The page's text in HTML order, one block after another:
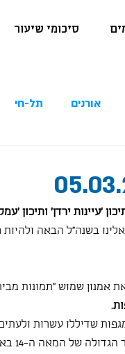
סיכומי שיעור
אורנים תל-חי
'עיינות ירדן' ותיכון
אלינו בשנה"ל הבאה
אמנון שמוש "תמונות
.
שדיללו עשרות
למשל, הייתה גורם חשוב שתרם